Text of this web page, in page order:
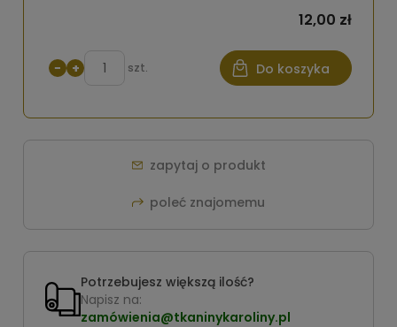
12,00 zł
− + szt. Do koszyka
zapytaj o produkt
poleć znajomemu
Potrzebujesz większą ilość?
Napisz na:
zamówienia@tkaninykaroliny.pl